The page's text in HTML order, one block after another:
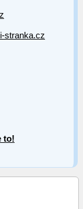
stranka.cz
to!